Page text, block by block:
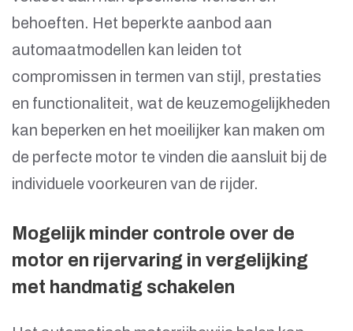
behoeften. Het beperkte aanbod aan
automaatmodellen kan leiden tot
compromissen in termen van stijl, prestaties
en functionaliteit, wat de keuzemogelijkheden
kan beperken en het moeilijker kan maken om
de perfecte motor te vinden die aansluit bij de
individuele voorkeuren van de rijder.
Mogelijk minder controle over de
motor en rijervaring in vergelijking
met handmatig schakelen